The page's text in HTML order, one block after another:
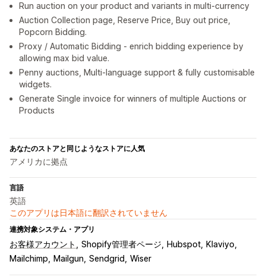
Run auction on your product and variants in multi-currency
Auction Collection page, Reserve Price, Buy out price,
Popcorn Bidding.
Proxy / Automatic Bidding - enrich bidding experience by
allowing max bid value.
Penny auctions, Multi-language support & fully customisable
widgets.
Generate Single invoice for winners of multiple Auctions or
Products
あなたのストアと同じようなストアに人気
アメリカに拠点
言語
英語
このアプリは日本語に翻訳されていません
連携対象システム・アプリ
お客様アカウント Shopify管理者ページ Hubspot
Klaviyo
Mailchimp
Mailgun Sendgrid Wiser